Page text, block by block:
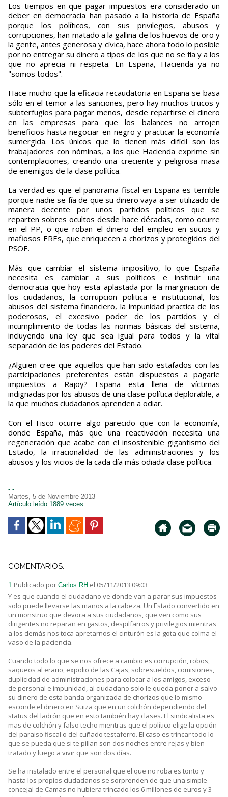
Los tiempos en que pagar impuestos era considerado un
deber en democracia han pasado a la historia de España
porque los políticos, con sus privilegios, abusos y
corrupciones, han matado a la gallina de los huevos de oro y
la gente, antes generosa y cívica, hace ahora todo lo posible
por no entregar su dinero a tipos de los que no se fía y a los
que no aprecia ni respeta. En España, Hacienda ya no
"somos todos".
Hace mucho que la eficacia recaudatoria en España se basa
sólo en el temor a las sanciones, pero hay muchos trucos y
subterfugios para pagar menos, desde repartirse el dinero
en las empresas para que los balances no arrojen
beneficios hasta negociar en negro y practicar la economía
sumergida. Los únicos que lo tienen más difícil son los
trabajadores con nóminas, a los que Hacienda exprime sin
contemplaciones, creando una creciente y peligrosa masa
de enemigos de la clase política.
La verdad es que el panorama fiscal en España es terrible
porque nadie se fía de que su dinero vaya a ser utilizado de
manera decente por unos partidos políticos que se
reparten sobres ocultos desde hace décadas, como ocurre
en el PP, o que roban el dinero del empleo en sucios y
mafiosos EREs, que enriquecen a chorizos y protegidos del
PSOE.
Más que cambiar el sistema impositivo, lo que España
necesita es cambiar a sus políticos e instituir una
democracia que hoy esta aplastada por la marginacion de
los ciudadanos, la corrupcion politica e institucional, los
abusos del sistema financiero, la impunidad practica de los
poderosos, el excesivo poder de los partidos y el
incumplimiento de todas las normas básicas del sistema,
incluyendo una ley que sea igual para todos y la vital
separación de los poderes del Estado.
¿Alguien cree que aquellos que han sido estafados con las
participaciones preferentes están dispuestos a pagarle
impuestos a Rajoy? España esta llena de víctimas
indignadas por los abusos de una clase política deplorable, a
la que muchos ciudadanos aprenden a odiar.
Con el Fisco ocurre algo parecido que con la economía,
donde España, más que una reactivación necesita una
regeneración que acabe con el insostenible gigantismo del
Estado, la irracionalidad de las administraciones y los
abusos y los vicios de la cada día más odiada clase política.
- -
Martes, 5 de Noviembre 2013
Artículo leído 1889 veces
COMENTARIOS:
1.Publicado por Carlos RH el 05/11/2013 09:03
Y es que cuando el ciudadano ve donde van a parar sus impuestos
solo puede llevarse las manos a la cabeza. Un Estado convertido en
un monstruo que devora a sus ciudadanos, que ven como sus
dirigentes no reparan en gastos, despilfarros y privilegios mientras
a los demás nos toca apretarnos el cinturón es la gota que colma el
vaso de la paciencia.
Cuando todo lo que se nos ofrece a cambio es corrupción, robos,
saqueos al erario, expolio de las Cajas, sobresueldos, comisiones,
duplicidad de administraciones para colocar a los amigos, exceso
de personal e impunidad, al ciudadano solo le queda poner a salvo
su dinero de esta banda organizada de chorizos que lo mismo
esconde el dinero en Suiza que en un colchón dependiendo del
status del ladrón que en esto también hay clases. El sindicalista es
mas de colchón y falso techo mientras que el político elige la opción
del paraiso fiscal o del cuñado testaferro. El caso es trincar todo lo
que se pueda que si te pillan son dos noches entre rejas y bien
tratado y luego a vivir que son dos días.
Se ha instalado entre el personal que el que no roba es tonto y
hasta los propios ciudadanos se sorprenden de que una simple
concejal de Camas no hubiera trincado los 6 millones de euros y 3